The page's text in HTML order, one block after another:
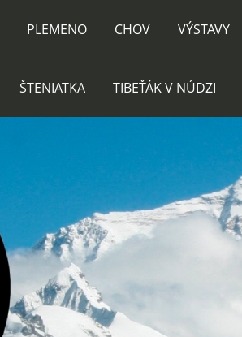
PLEMENO CHOV VÝSTAVY
ŠTENIATKA TIBEŤÁK V NÚDZI